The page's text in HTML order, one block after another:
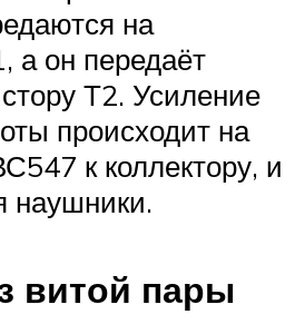
на
а он передаёт
Т2. Усиление
происходит на
к коллектору, и
наушники.
витой пары